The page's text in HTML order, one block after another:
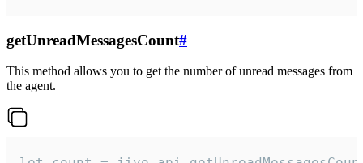
getUnreadMessagesCount#
This method allows you to get the number of unread messages from
the agent.